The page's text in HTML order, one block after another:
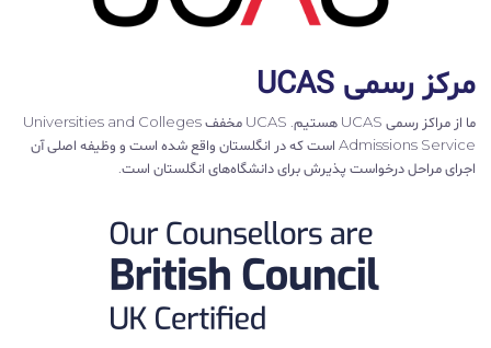
مرکز رسمی UCAS
ما از مراکز رسمی UCAS هستیم. UCAS مخفف Universities and Colleges
Admissions Service است که در انگلستان واقع شده است و وظیفه اصلی آن
اجرای مراحل درخواست پذیرش برای دانشگاه‌های انگلستان است.